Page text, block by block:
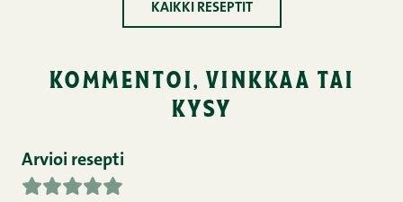
KAIKKI RESEPTIT
kommentoi, vinkkaa tai
kysy
Arvioi resepti